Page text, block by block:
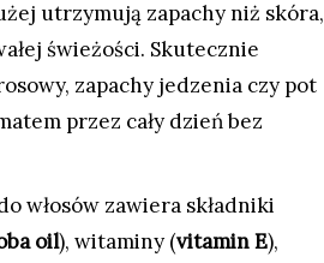
utrzymują zapachy niż skóra,
świeżości. Skutecznie
zapachy jedzenia czy pot
przez cały dzień bez
włosów zawiera składniki
oil), witaminy (vitamin E),